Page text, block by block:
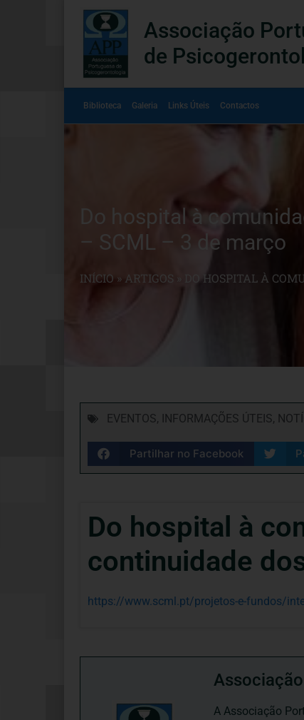
Associação
de
Biblioteca Galeria Links Úteis Contactos
Do hospital à
– SCML – 3 de março
INÍCIO » ARTIGOS DO HOSPITAL À
EVENTOS, INFORMAÇÕES ÚTEIS,
Partilhar no Facebook
Do hospital à
continuidade
https://www.scml.pt/projetos-e-fundos/
A Associação